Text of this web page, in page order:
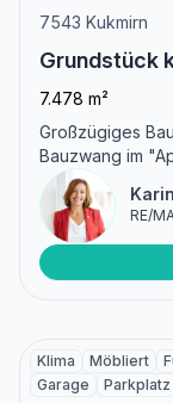
7543 Kukmirn
Grundstück
7.478 m²
Großzügiges
Bauzwang im
RE/
Klima Möbliert
Garage
Parkplatz